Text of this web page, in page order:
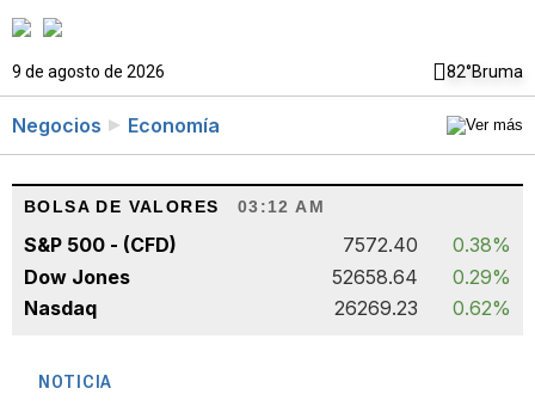
9 de agosto de 2026 82°Bruma
Negocios Economía
BOLSA DE VALORES 03:12 AM
S&P 500 - (CFD) 7572.40
0.38%
Dow Jones
52658.64
0.29%
Nasdaq
26269.23 0.62%
NOTICIA